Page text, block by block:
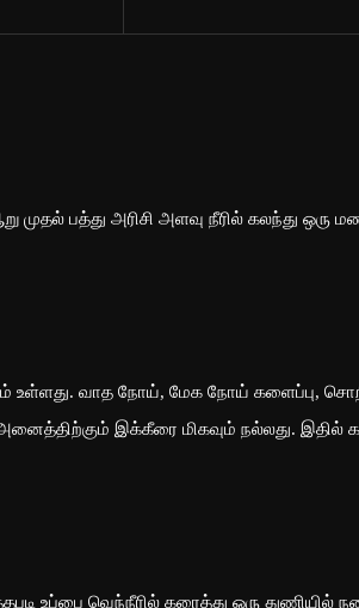
பத்து அரிசி அளவு நீரில் கலந்து ஒரு
வாத நோய், மேக நோய் களைப்பு, சொறி
இக்கீரை மிகவும் நல்லது. இதில்
உப்பை வெந்நீரில் கரைத்து ஒரு துணியில்